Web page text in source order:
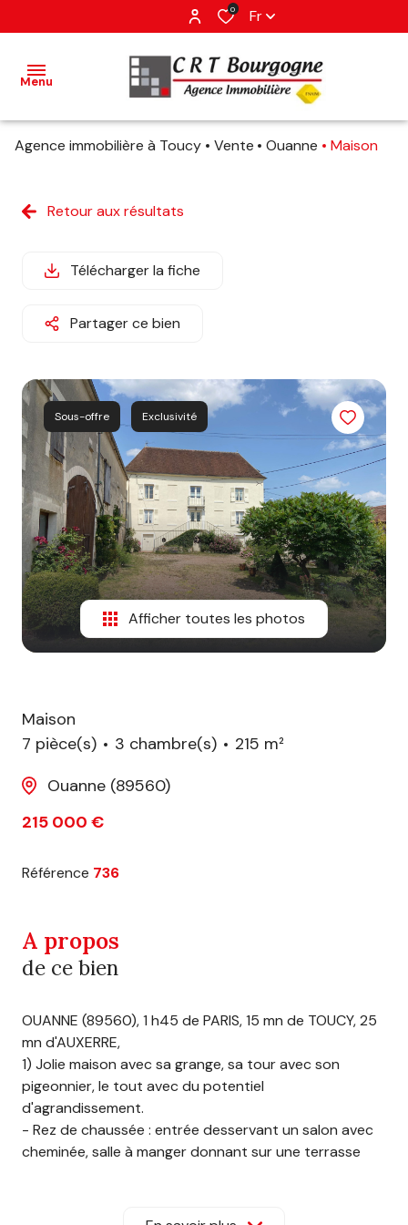
0 Fr
Menu
ventes
client
contact
vendus
Agence immobilière à Toucy Vente Ouanne Maison
Retour aux résultats
Télécharger la fiche
Partager ce bien
Sous-offre Exclusivité
Afficher toutes les photos
Maison
7 pièce(s)
3 chambre(s)
215 m²
Ouanne (89560)
215 000 €
Référence 736
A propos
de ce bien
OUANNE (89560), 1 h45 de PARIS, 15 mn de TOUCY, 25
mn d'AUXERRE,
1) Jolie maison avec sa grange, sa tour avec son
pigeonnier, le tout avec du potentiel
d'agrandissement.
- Rez de chaussée : entrée desservant un salon avec
cheminée, salle à manger donnant sur une terrasse
arrière cuisine avec accès direct à la grange.